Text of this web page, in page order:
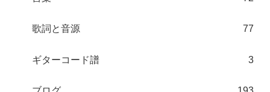
歌詞と音源 77
ギターコード譜 3